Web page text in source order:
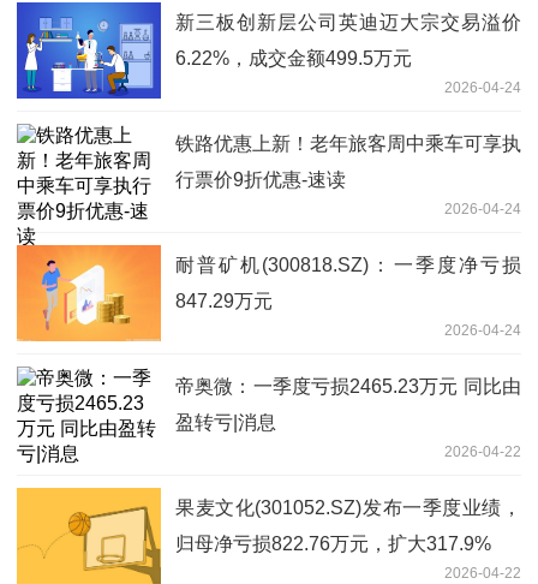
新三板创新层公司英迪迈大宗交易溢价
6.22%，成交金额499.5万元
2026-04-24
铁路优惠上新！老年旅客周中乘车可享执
行票价9折优惠-速读
2026-04-24
耐普矿机(300818.SZ)：一季度净亏损
847.29万元
2026-04-24
帝奥微：一季度亏损2465.23万元 同比由
盈转亏|消息
2026-04-22
果麦文化(301052.SZ)发布一季度业绩，
归母净亏损822.76万元，扩大317.9%
2026-04-22